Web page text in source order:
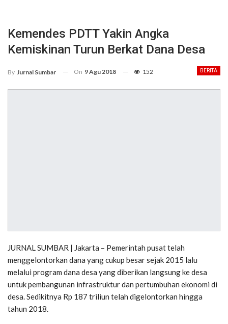
Kemendes PDTT Yakin Angka
Kemiskinan Turun Berkat Dana Desa
BERITA
By Jurnal Sumbar On 9 Agu 2018 152
JURNAL SUMBAR | Jakarta – Pemerintah pusat telah
menggelontorkan dana yang cukup besar sejak 2015 lalu
melalui program dana desa yang diberikan langsung ke desa
untuk pembangunan infrastruktur dan pertumbuhan ekonomi di
desa. Sedikitnya Rp 187 triliun telah digelontorkan hingga
tahun 2018.